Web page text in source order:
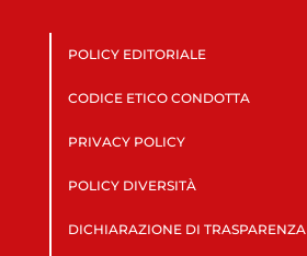
POLICY EDITORIALE
CODICE ETICO CONDOTTA
PRIVACY POLICY
POLICY DIVERSITÀ
DICHIARAZIONE DI TRASPARENZA